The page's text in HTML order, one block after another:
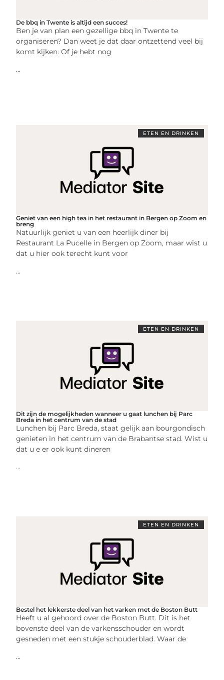
De bbq in Twente is altijd een succes!
Ben je van plan een gezellige bbq in Twente te
organiseren? Dan weet je dat daar ontzettend veel bij
komt kijken. Of je hebt nog
...
ETEN EN DRINKEN
Geniet van een high tea in het restaurant in Bergen op Zoom en
breng
Natuurlijk geniet u van een heerlijk diner bij
Restaurant La Pucelle in Bergen op Zoom, maar wist u
dat u hier ook terecht kunt voor
...
ETEN EN DRINKEN
Dit zijn de mogelijkheden wanneer u gaat lunchen bij Parc
Breda in het centrum van de stad
Lunchen bij Parc Breda, staat gelijk aan bourgondisch
genieten in het centrum van de Brabantse stad. Wist u
dat u e er ook kunt dineren
...
ETEN EN DRINKEN
Bestel het lekkerste deel van het varken met de Boston Butt
Heeft u al gehoord over de Boston Butt. Dit is het
bovenste deel van de varkensschouder en wordt
gesneden met een stukje schouderblad. Waar de
...